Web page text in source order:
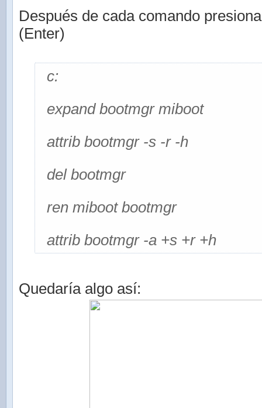
Después de cada comando
(Enter)
c:
expand bootmgr miboot
attrib bootmgr -s -r -h
del bootmgr
ren miboot bootmgr
attrib bootmgr -a +s +r +h
Quedaría algo así: